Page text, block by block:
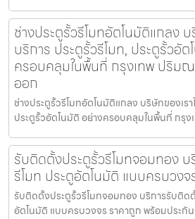
ช่างประตูรั้วรีโมทอัตโนมัติแกลง บ
บริการ ประตูรั้วรีโมท, ประตูรั้วอั
ครอบคลุมในพื้นที่ กรุงเทพ ปริม
ออก
ช่างประตูรั้วรีโมทอัตโนมัติแกลง บริษัทของเรา
ประตูรั้วอัตโนมัติ อย่างครอบคลุมในพื้นที่ กรุง
รับติดตั้งประตูรั้วรีโมทจอมทอง
รีโมท ประตูอัตโนมัติ แบบครบวงจ
รับติดตั้งประตูรั้วรีโมทจอมทอง บริการรับติด
อัตโนมัติ แบบครบวงจร ราคาถูก พร้อมประกัน